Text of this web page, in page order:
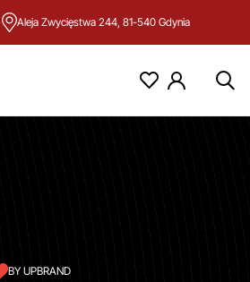
Aleja Zwycięstwa 244, 81-540 Gdynia
BY UPBRAND